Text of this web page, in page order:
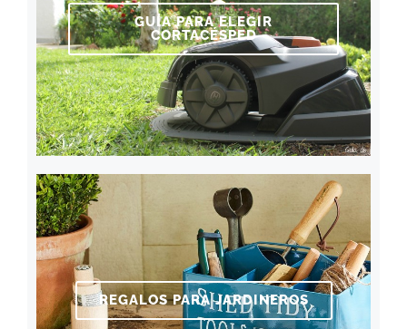
GUÍA PARA ELEGIR
CORTACÉSPED
REGALOS PARA JARDINEROS